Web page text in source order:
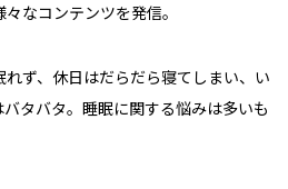
なコンテンツを発信。
ず、休日はだらだら寝てしまい、い
タバタ――。睡眠に関する悩みは多いも